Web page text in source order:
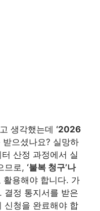
생각했는데 ‘2026
받으셨나요? 실망하
산정 과정에서 실
므로, ‘불복 청구’나
활용해야 합니다. 가
결정 통지서를 받은
신청을 완료해야 합